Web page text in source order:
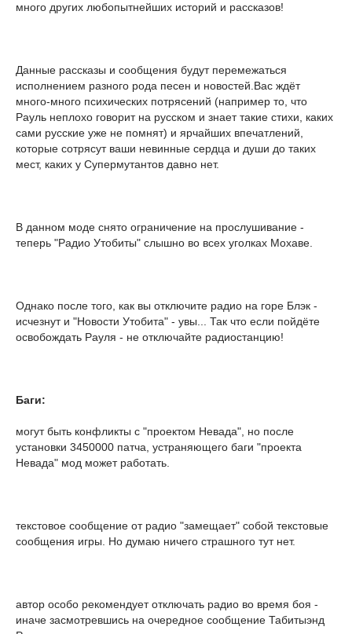
много других любопытнейших историй и рассказов!
Данные рассказы и сообщения будут перемежаться
исполнением разного рода песен и новостей.Вас ждёт
много-много психических потрясений (например то, что
Рауль неплохо говорит на русском и знает такие стихи, каких
сами русские уже не помнят) и ярчайших впечатлений,
которые сотрясут ваши невинные сердца и души до таких
мест, каких у Супермутантов давно нет.
В данном моде снято ограничение на прослушивание -
теперь "Радио Утобиты" слышно во всех уголках Мохаве.
Однако после того, как вы отключите радио на горе Блэк -
исчезнут и "Новости Утобита" - увы... Так что если пойдёте
освобождать Рауля - не отключайте радиостанцию!
Баги:
могут быть конфликты с "проектом Невада", но после
установки 3450000 патча, устраняющего баги "проекта
Невада" мод может работать.
текстовое сообщение от радио "замещает" собой текстовые
сообщения игры. Но думаю ничего страшного тут нет.
автор особо рекомендует отключать радио во время боя -
иначе засмотревшись на очередное сообщение Табитыэнд